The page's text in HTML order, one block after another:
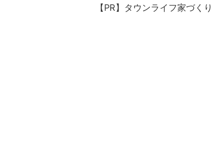
【PR】タウンライフ家づくり